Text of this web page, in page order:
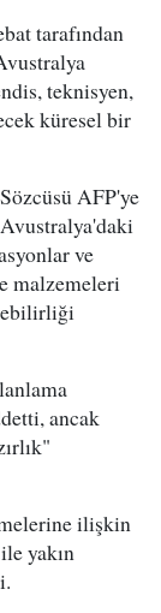
tarafından
teknisyen,
küresel bir
AFP'ye
ve
malzemeleri
ancak
ilişkin
yakın